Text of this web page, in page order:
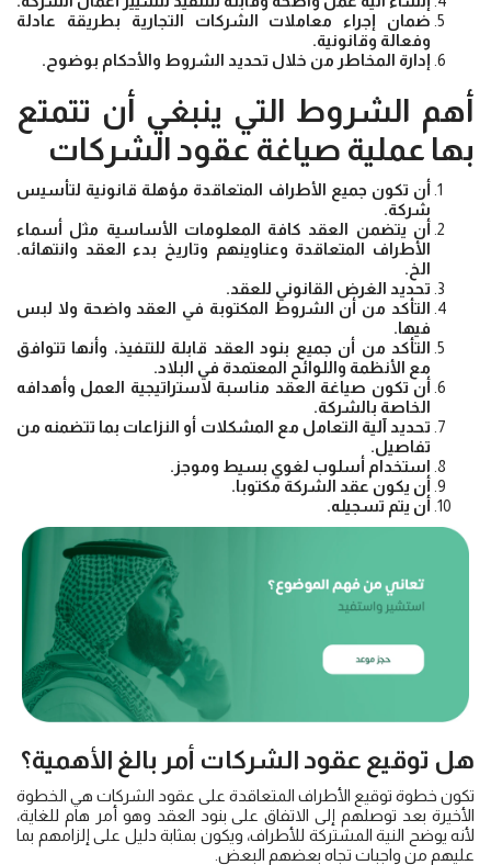
ضمان إجراء معاملات الشركات التجارية بطريقة عادلة
وفعالة وقانونية.
إدارة المخاطر من خلال تحديد الشروط والأحكام بوضوح.
أهم الشروط التي ينبغي أن تتمتع
بها عملية صياغة عقود الشركات
أن تكون جميع الأطراف المتعاقدة مؤهلة قانونية لتأسيس
شركة.
أن يتضمن العقد كافة المعلومات الأساسية مثل أسماء
الأطراف المتعاقدة وعناوينهم وتاريخ بدء العقد وانتهائه.
الخ.
تحديد الغرض القانوني للعقد.
التأكد من أن الشروط المكتوبة في العقد واضحة ولا لبس
فيها.
التأكد من أن جميع بنود العقد قابلة للتنفيذ، وأنها تتوافق
مع الأنظمة واللوائح المعتمدة في البلاد.
أن تكون صياغة العقد مناسبة لاستراتيجية العمل وأهدافه
الخاصة بالشركة.
تحديد آلية التعامل مع المشكلات أو النزاعات بما تتضمنه من
تفاصيل.
استخدام أسلوب لغوي بسيط وموجز.
أن يكون عقد الشركة مكتوبا.
أن يتم تسجيله.
هل توقيع عقود الشركات أمر بالغ الأهمية؟
تكون خطوة توقيع الأطراف المتعاقدة على عقود الشركات هي الخطوة
الأخيرة بعد توصلهم إلى الاتفاق على بنود العقد وهو أمر هام للغاية،
لأنه يوضح النية المشتركة للأطراف، ويكون بمثابة دليل على إلزامهم بما
عليهم من واجبات تجاه بعضهم البعض.